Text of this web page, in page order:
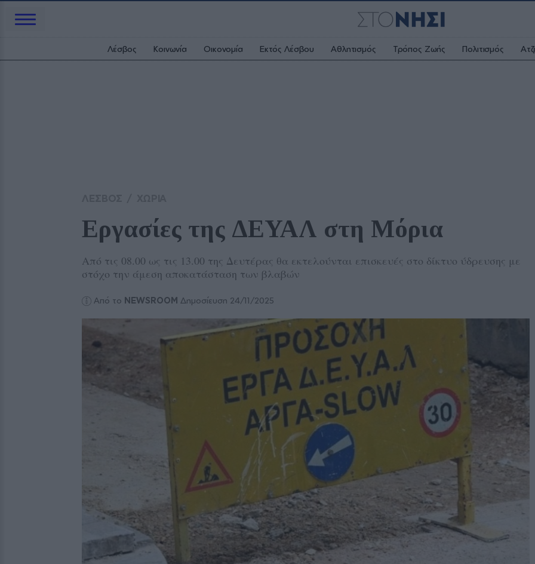
Λέσβος Κοινωνία Οικονομία Εκτός Λέσβου Αθλητισμός Τρόπος Ζωής Πολιτισμός
Εργασίες της ΔΕΥΑΛ στη Μόρια
Από τις 08.00 ως τις 13.00 της Δευτέρας θα εκτελούνται επισκευές στο δίκτυο ύδρευσης με
στόχο την άμεση αποκατάσταση των βλαβών
Από το NEWSROOM Δημοσίευση 24/11/2025